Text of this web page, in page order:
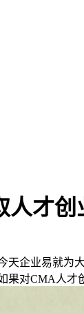
才创
企业易就
对CMA人